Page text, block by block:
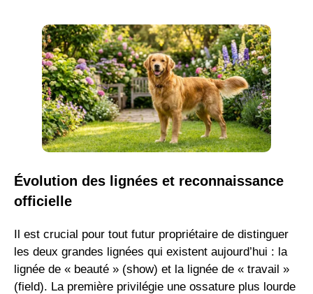
Évolution des lignées et reconnaissance
officielle
Il est crucial pour tout futur propriétaire de distinguer
les deux grandes lignées qui existent aujourd’hui : la
lignée de « beauté » (show) et la lignée de « travail »
(field). La première privilégie une ossature plus lourde